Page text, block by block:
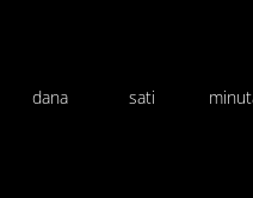
dana sati